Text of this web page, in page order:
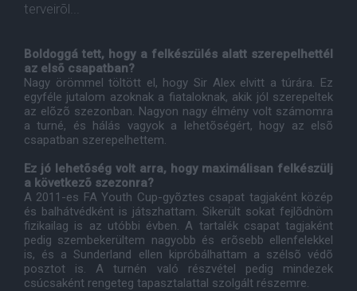
terveirõl...
Boldoggá tett, hogy a felkészülés alatt szerepelhettél
az elsõ csapatban?
Nagy örömmel töltött el, hogy Sir Alex elvitt a túrára. Ez
egyféle jutalom azoknak a fiataloknak, akik jól szerepeltek
az elõzõ szezonban. Nagyon nagy élmény volt számomra
a turné, és hálás vagyok a lehetõségért, hogy az elsõ
csapatban szerepelhettem.
Ez jó lehetõség volt arra, hogy maximálisan felkészülj
a következõ szezonra?
A 2011-es FA Youth Cup-gyõztes csapat tagjaként közép
és balhátvédként is játszhattam. Sikerült sokat fejlõdnöm
fizikailag is az utóbbi évben. A tartalék csapat tagjaként
pedig szembekerültem nagyobb és erõsebb ellenfelekkel
is, és a Sunderland ellen kipróbálhattam a szélsõ védõ
posztot is. A turnén való részvétel pedig mindezek
csúcsaként rengeteg tapasztalattal szolgált részemre.